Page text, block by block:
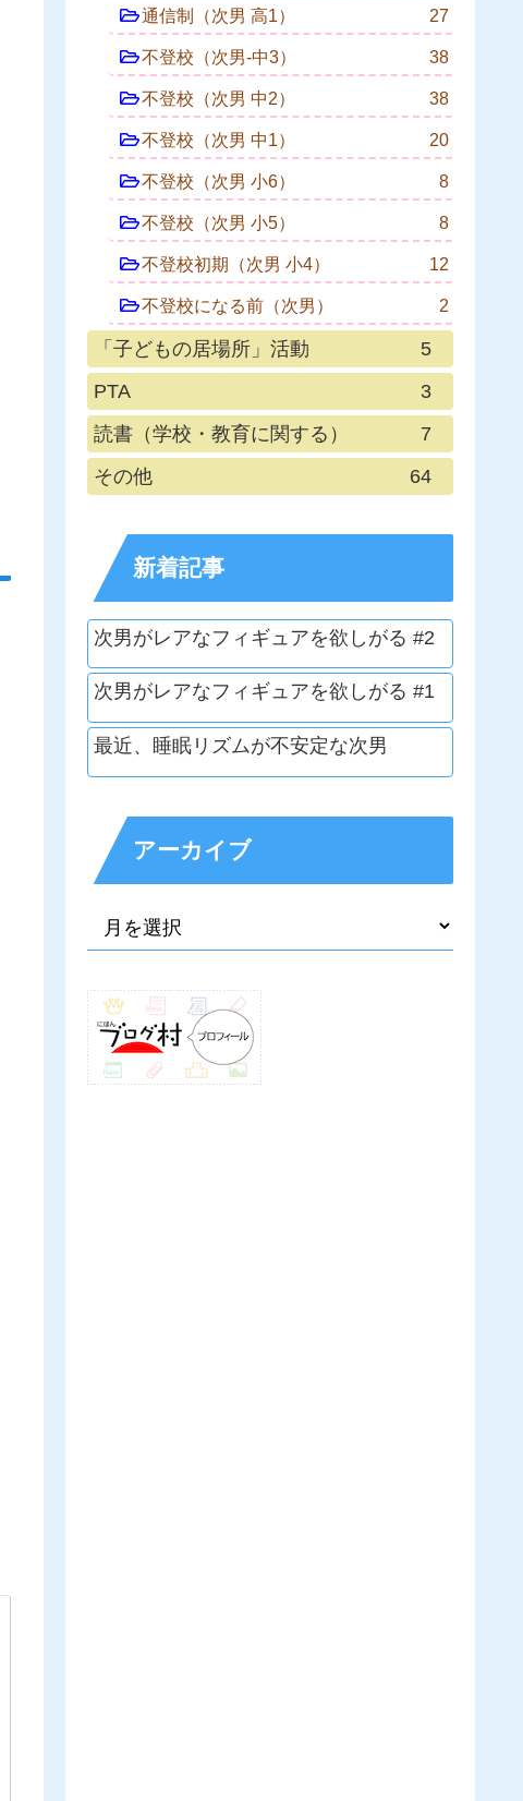
通信制（次男 高1） 27
不登校（次男-中3） 38
不登校（次男 中2） 38
不登校（次男 中1） 20
不登校（次男 小6） 8
不登校（次男 小5） 8
不登校初期（次男 小4） 12
不登校になる前（次男） 2
「子どもの居場所」活動
5
PTA
3
読書（学校・教育に関する）
7
その他
64
新着記事
次男がレアなフィギュアを欲しがる #2
次男がレアなフィギュアを欲しがる #1
最近、睡眠リズムが不安定な次男
アーカイブ